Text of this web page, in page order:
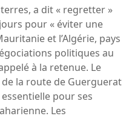
a dit « regretter »
pour « éviter une
et l’Algérie, pays
politiques au
à la retenue. Le
de la route de Guerguerat
pour ses
Les